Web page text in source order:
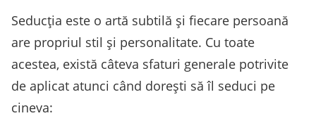
Seducția este o artă subtilă și fiecare persoană
are propriul stil și personalitate. Cu toate
acestea, există câteva sfaturi generale potrivite
de aplicat atunci când dorești să îl seduci pe
cineva: